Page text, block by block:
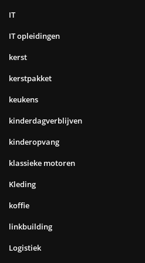
IT
IT opleidingen
kerst
kerstpakket
keukens
kinderdagverblijven
kinderopvang
klassieke motoren
Kleding
koffie
linkbuilding
Logistiek